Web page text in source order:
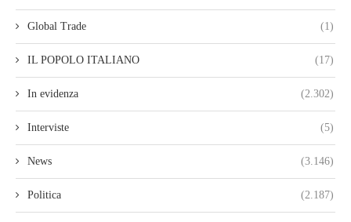
Global Trade (1)
IL POPOLO ITALIANO (17)
In evidenza (2.302)
Interviste (5)
News (3.146)
Politica (2.187)